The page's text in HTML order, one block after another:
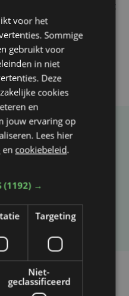
onder contract tot
opgemerkt in dit
weten
voor het
Sommige
gebruikt voor
in niet
Deze
cookies
en
jouw ervaring op
Lees hier
en cookiebeleid.
(1192) →
Targeting
Niet-
geclassificeerd